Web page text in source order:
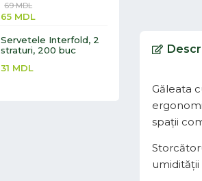
69MDL
65 MDL
Servetele Interfold, 2
straturi, 200 buc
31 MDL
Găleata
spații
umidității